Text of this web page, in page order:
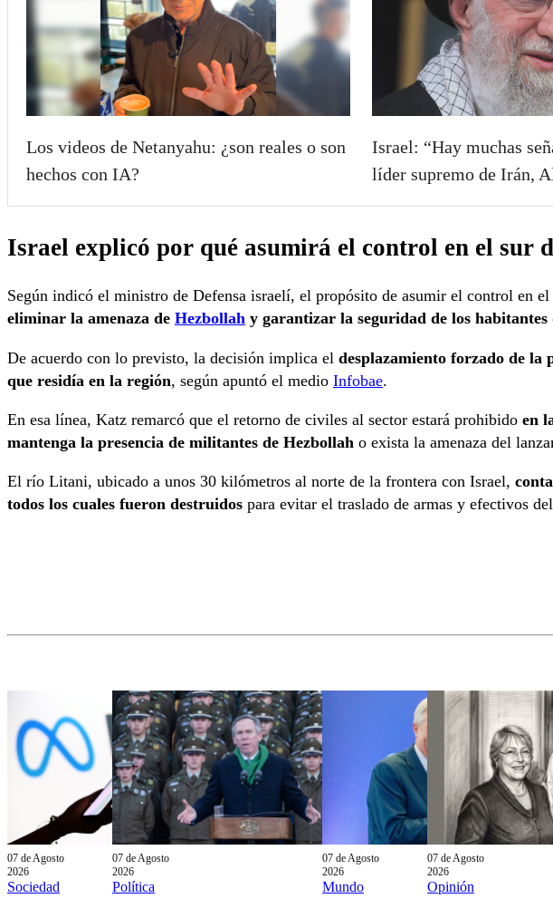
Los videos de Netanyahu: ¿son reales o son
hechos con IA?
Israel: “Hay muchas
líder supremo de Irán,
Israel explicó por qué asumirá el control en el sur
Según indicó el ministro de Defensa israelí, el propósito de asumir el control en
eliminar la amenaza de Hezbollah y garantizar la seguridad de los
De acuerdo con lo previsto, la decisión implica el desplazamiento forzado de la
que residía en la región, según apuntó el medio Infobae.
En esa línea, Katz remarcó que el retorno de civiles al sector estará prohibido en
mantenga la presencia de militantes de Hezbollah o exista la amenaza del
El río Litani, ubicado a unos 30 kilómetros al norte de la frontera con Israel,
todos los cuales fueron destruidos para evitar el traslado de armas y efectivos
07 de Agosto
2026
Sociedad
07 de Agosto
2026
Política
07 de Agosto
2026
Mundo
07 de Agosto
2026
Opinión